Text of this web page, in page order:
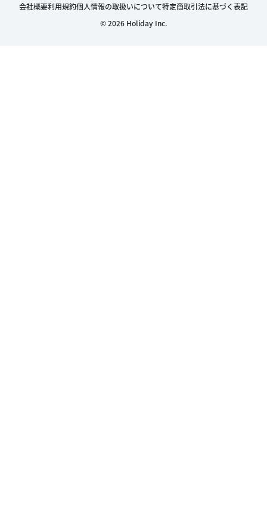
会社概要利用規約個人情報の取扱いについて特定商取引法に基づく表記
© 2026 Holiday Inc.